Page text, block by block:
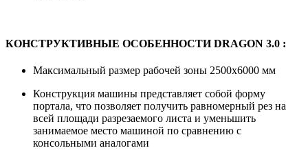
КОНСТРУКТИВНЫЕ ОСОБЕННОСТИ DRAGON 3.0 :
Максимальный размер рабочей зоны 2500х6000 мм
Конструкция машины представляет собой форму
портала, что позволяет получить равномерный рез на
всей площади разрезаемого листа и уменьшить
занимаемое место машиной по сравнению с
консольными аналогами